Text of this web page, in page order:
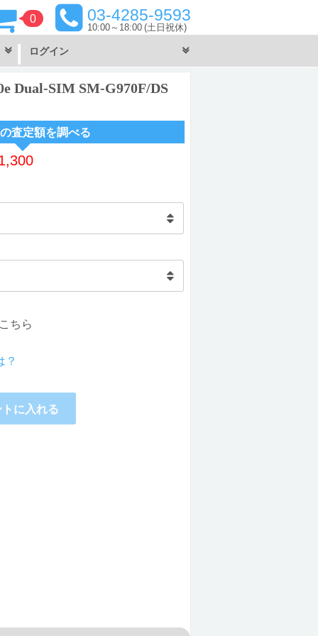
03-4285-9593
10:00～18:00 (土日祝休)
0
ログイン
Dual-SIM SM-G970F/DS
査定額を調べる
ちら
？
に入れる